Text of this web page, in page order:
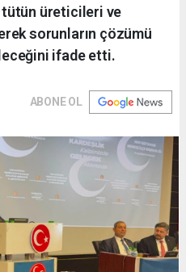
tütün üreticileri ve
sorunların çözümü
ifade etti.
ABONE OL